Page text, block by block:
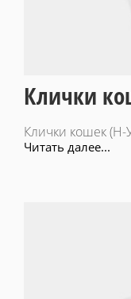
Клички
Клички кошек (Н-
Читать далее...